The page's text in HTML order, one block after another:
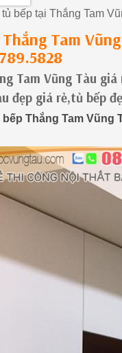
bếp tại Thắng Tam
Tam
Tam Vũng Tàu
đẹp giá rẻ,tủ bếp
bếp Thắng Tam Vũng